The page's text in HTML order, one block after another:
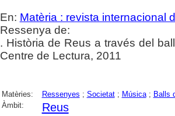
En: Matèria : revista internacional
Ressenya de:
. Història de Reus a través del
Centre de Lectura, 2011
Matèries: Ressenyes ; Societat; Música; Balls
Àmbit:
Reus